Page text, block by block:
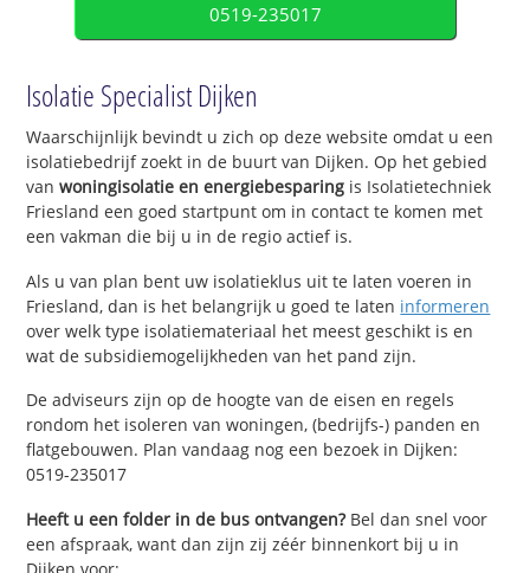
0519-235017
Isolatie Specialist Dijken
Waarschijnlijk bevindt u zich op deze website omdat u een
isolatiebedrijf zoekt in de buurt van Dijken. Op het gebied
vanwoningisolatie en energiebesparing is Isolatietechniek
Friesland een goed startpunt om in contact te komen met
een vakman die bij u in de regio actief is.
Als u van plan bent uw isolatieklus uit te laten voeren in
Friesland, dan is het belangrijk u goed te laten informeren
over welk type isolatiemateriaal het meest geschikt is en
wat de subsidiemogelijkheden van het pand zijn.
De adviseurs zijn op de hoogte van de eisen en regels
rondom het isoleren van woningen, (bedrijfs-) panden en
flatgebouwen. Plan vandaag nog een bezoek in Dijken:
0519-235017
Heeft u een folder in de bus ontvangen?Bel dan snel voor
een afspraak, want dan zijn zij zéér binnenkort bij u in